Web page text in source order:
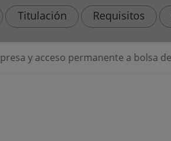
Titulación Requisitos
permanente a bolsa de empleo